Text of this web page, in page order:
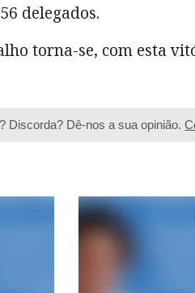
delegados.
torna-se, com esta
Discorda? Dê-nos a sua opinião.